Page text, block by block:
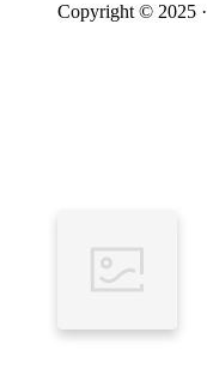
Copyright © 2025 ·